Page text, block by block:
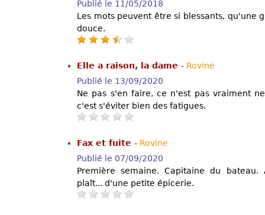
Publié le 11/05/2018
Les mots peuvent être si blessants, qu'une
douce.
Elle a raison, la dame - Rovine
Publié le 13/09/2020
Ne pas s'en faire, ce n'est pas vraiment
c'est s'éviter bien des fatigues.
Fax et fuite - Rovine
Publié le 07/09/2020
Première semaine. Capitaine du bateau.
plaît... d'une petite épicerie.